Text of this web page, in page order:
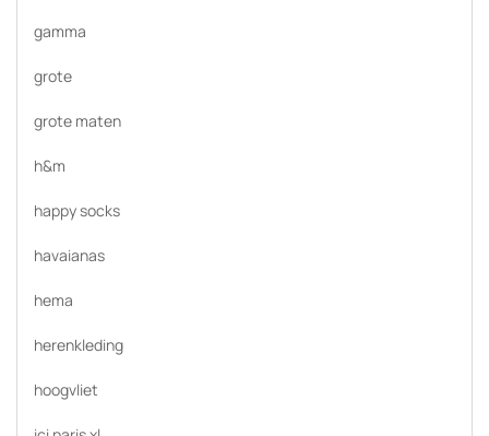
gamma
grote
grote maten
h&m
happy socks
havaianas
hema
herenkleding
hoogvliet